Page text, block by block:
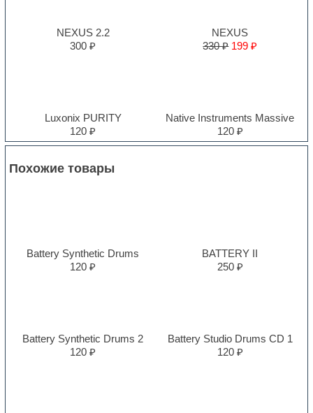
NEXUS 2.2
300 ₽
NEXUS
330 ₽ 199 ₽
Luxonix PURITY
120 ₽
Native Instruments Massive
120 ₽
Похожие товары
Battery Synthetic Drums
120 ₽
BATTERY II
250 ₽
Battery Synthetic Drums 2
120 ₽
Battery Studio Drums CD 1
120 ₽